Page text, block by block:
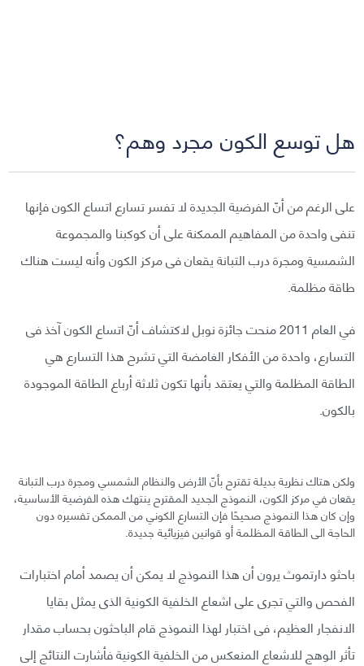
هل توسع الكون مجرد وهم؟
على الرغم من أنّ الفرضية الجديدة لا تفسر تسارع اتساع الكون فإنها
تنفى واحدة من المفاهيم الممكنة على أن كوكبنا والمجموعة
الشمسية ومجرة درب التبانة يقعان فى مركز الكون وأنه ليست هناك
طاقة مظلمة.
في العام 2011 منحت جائزة نوبل لاكتشاف أنّ اتساع الكون آخذ فى
التسارع، واحدة من الأفكار الغامضة التي تشرح هذا التسارع هي
الطاقة المظلمة والتي يعتقد بأنها تكون ثلاثة أرباع الطاقة الموجودة
بالكون.
ولكن هتاك نظرية بديلة تقترح بأنّ الأرض والنظام الشمسي ومجرة درب التبانة
يقعان في مركز الكون، النموذج الجديد المقترح ينتهك هذه الفرضية الأساسية،
وإن كان هذا النموذج صحيحًا فإن التسارع الكوني من الممكن تفسيره دون
الحاجة الى الطاقة المظلمة أو قوانين فيزيائية جديدة.
باحثو دارتموث يرون أن هذا النموذج لا يمكن أن يصمد أمام اختبارات
الفحص والتي تجرى على اشعاع الخلفية الكونية الذى يمثل بقايا
الانفجار العظيم، فى اختبار لهذا النموذج قام الباحثون بحساب مقدار
تأثر الوهج للاشعاع المنعكس من الخلفية الكونية فأشارت النتائج إلى